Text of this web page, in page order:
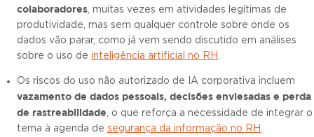
colaboradores, muitas vezes em atividades legítimas de
produtividade, mas sem qualquer controle sobre onde os
dados vão parar, como já vem sendo discutido em análises
sobre o uso de inteligência artificial no RH.
Os riscos do uso não autorizado de IA corporativa incluem
vazamento de dados pessoais, decisões enviesadas e perda
de rastreabilidade, o que reforça a necessidade de integrar o
tema à agenda de segurança da informação no RH.